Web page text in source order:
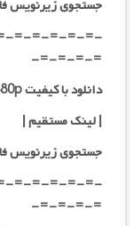
جستجوی زیرنویس
=-=-=-=-=-
=-=-=-=-
دانلود با کیفیت BluRay 480p ریلیز PaHe
|لینک مستقیم|
جستجوی زیرنویس
=-=-=-=-=-
=-=-=-=-